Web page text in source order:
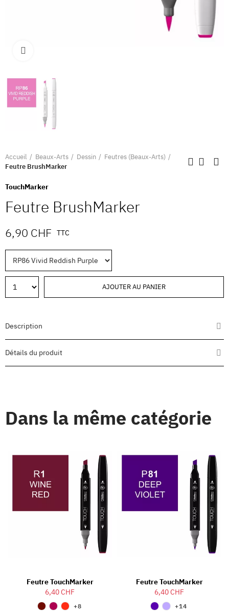
Accueil Beaux-Arts Dessin
Feutres (Beaux-Arts)
Feutre BrushMarker
TouchMarker
Feutre BrushMarker
6,90 CHF TTC
AJOUTER AU PANIER
Description
Détails du produit
Dans la même catégorie
Feutre TouchMarker
6,40 CHF
+8
Feutre TouchMarker
6,40 CHF
+14